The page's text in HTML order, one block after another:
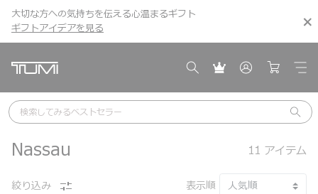
ギフトアイデアを見る こちら
大切な方への気持ちを伝える心温まるギフト
ギフトアイデアを見る
こちら
検索してみるベストセラー
Nassau 11 アイテム
絞り込み 表示順